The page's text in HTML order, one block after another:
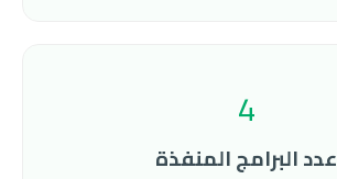
4
عدد البرامج المنفذة